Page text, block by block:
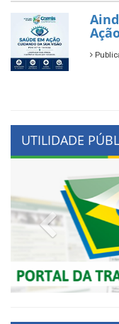
UTILIDADE
Previous